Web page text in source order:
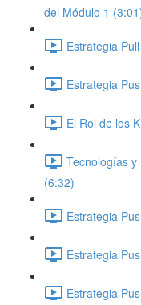
del Módulo 1
Estrategia
Estrategia
El Rol de los
Tecnologías
(6:32)
Estrategia
Estrategia
Estrategia